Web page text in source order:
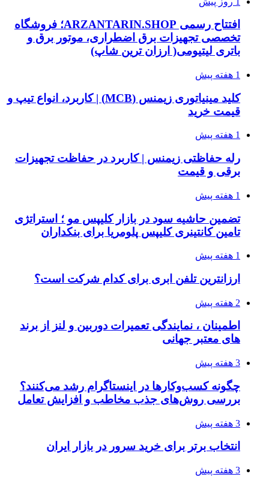
افتتاح رسمی ARZANTARIN.SHOP؛ فروشگاه
تخصصی تجهیزات برق اضطراری، موتور برق و
باتری لیتیومی( ارزان ترین شاپ)
1 هفته پیش
کلید مینیاتوری زیمنس (MCB) | کاربرد، انواع تیپ و
قیمت خرید
1 هفته پیش
رله حفاظتی زیمنس | کاربرد در حفاظت تجهیزات
برقی و قیمت
1 هفته پیش
تضمین حاشیه سود در بازار کلیپس مو ؛ استراتژی
تامین کانتینری کلیپس پلومریا برای بنکداران
1 هفته پیش
ارزانترین تلفن ابری برای کدام شرکت است؟
2 هفته پیش
اطمینان ، نمایندگی تعمیرات دوربین و لنز از برند
های معتبر جهانی
3 هفته پیش
چگونه کسب‌وکارها در اینستاگرام رشد می‌کنند؟
بررسی روش‌های جذب مخاطب و افزایش تعامل
3 هفته پیش
انتخاب برتر برای خرید سرور در بازار ایران
3 هفته پیش